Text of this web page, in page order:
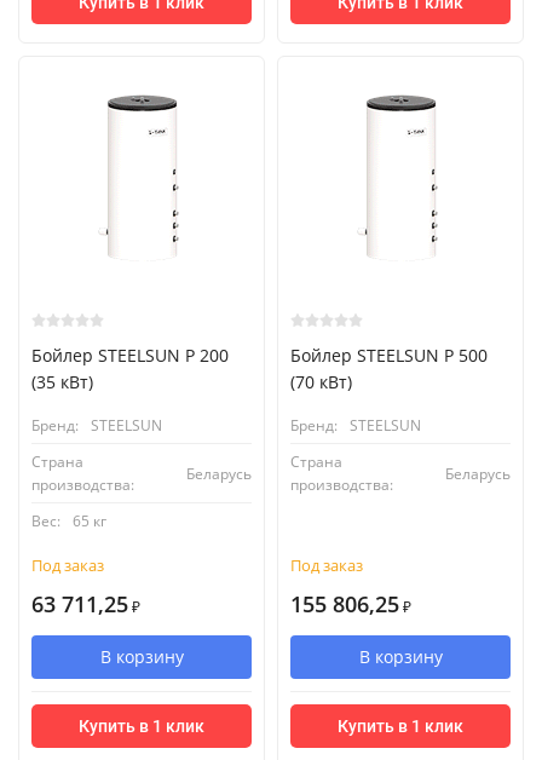
Бойлер STEELSUN P 200
(35 кВт)
Бренд:
STEELSUN
Страна
производства:
Беларусь
Вес: 65 кг
Под заказ
63 711,25 ₽
В корзину
Купить в 1 клик
Бойлер STEELSUN P 500
(70 кВт)
Бренд:
STEELSUN
Страна
производства:
Беларусь
Под заказ
155 806,25 ₽
В корзину
Купить в 1 клик